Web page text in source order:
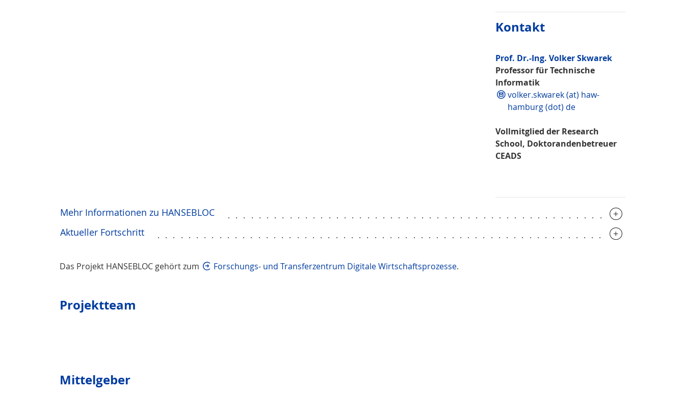
Kontakt
Prof. Dr.-Ing. Volker Skwarek
Professor für Technische
Informatik
volker.skwarek (at) haw-
hamburg (dot) de
Vollmitglied der Research
School, Doktorandenbetreuer
CEADS
Mehr Informationen zu HANSEBLOC
Aktueller Fortschritt
Das Projekt HANSEBLOC gehört zum Forschungs- und Transferzentrum Digitale Wirtschaftsprozesse.
Projektteam
Mittelgeber